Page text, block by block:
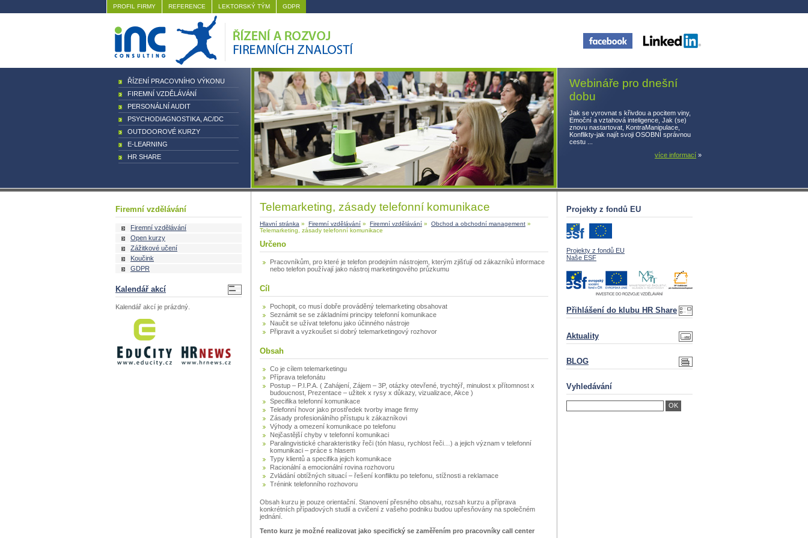
PROFIL FIRMY REFERENCE LEKTORSKÝ TÝM GDPR
ŘÍZENÍ PRACOVNÍHO VÝKONU
FIREMNÍ VZDĚLÁVÁNÍ
PERSONÁLNÍ AUDIT
PSYCHODIAGNOSTIKA, AC/DC
OUTDOOROVÉ KURZY
E-LEARNING
HR SHARE
Webináře pro dnešní
dobu
Jak se vyrovnat s křivdou a pocitem viny,
Emoční a vztahová inteligence, Jak (se)
znovu nastartovat, KontraManipulace,
Konflikty-jak najít svoji OSOBNÍ správnou
cestu ...
více informací »
Firemní vzdělávání
Firemní vzdělávání
Open kurzy
Zážitkové učení
Koučink
GDPR
Kalendář akcí
Kalendář akcí je prázdný.
Telemarketing, zásady telefonní komunikace
Hlavní stránka » Firemní vzdělávání » Firemní vzdělávání » Obchod a obchodní management »
Telemarketing, zásady telefonní komunikace
Určeno
Pracovníkům, pro které je telefon prodejním nástrojem, kterým zjišťují od zákazníků informace
nebo telefon používají jako nástroj marketingového průzkumu
Cíl
Pochopit, co musí dobře prováděný telemarketing obsahovat
Seznámit se se základními principy telefonní komunikace
Naučit se užívat telefonu jako účinného nástroje
Připravit a vyzkoušet si dobrý telemarketingový rozhovor
Obsah
Co je cílem telemarketingu
Příprava telefonátu
Postup – P.I.P.A. ( Zahájení, Zájem – 3P, otázky otevřené, trychtýř, minulost x přítomnost x
budoucnost, Prezentace – užitek x rysy x důkazy, vizualizace, Akce )
Specifika telefonní komunikace
Telefonní hovor jako prostředek tvorby image firmy
Zásady profesionálního přístupu k zákazníkovi
Výhody a omezení komunikace po telefonu
Nejčastější chyby v telefonní komunikaci
Paralingvistické charakteristiky řeči (tón hlasu, rychlost řeči…) a jejich význam v telefonní
komunikaci – práce s hlasem
Typy klientů a specifika jejich komunikace
Racionální a emocionální rovina rozhovoru
Zvládání obtížných situací – řešení konfliktu po telefonu, stížnosti a reklamace
Trénink telefonního rozhovoru
Obsah kurzu je pouze orientační. Stanovení přesného obsahu, rozsah kurzu a příprava
konkrétních případových studií a cvičení z vašeho podniku budou upřesňovány na společném
jednání.
Tento kurz je možné realizovat jako specifický se zaměřením pro pracovníky call center
Projekty z fondů EU
Projekty z fondů EU
Naše ESF
Přihlášení do klubu HR Share
Aktuality
BLOG
Vyhledávání